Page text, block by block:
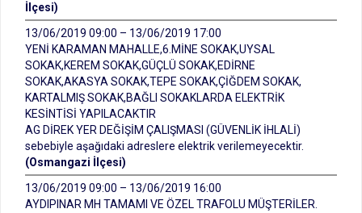
İlçesi)
13/06/2019 09:00 – 13/06/2019 17:00
YENİ KARAMAN MAHALLE,6.MİNE SOKAK,UYSAL
SOKAK,KEREM SOKAK,GÜÇLÜ SOKAK,EDİRNE
SOKAK,AKASYA SOKAK,TEPE SOKAK,ÇİĞDEM SOKAK,
KARTALMIŞ SOKAK,BAĞLI SOKAKLARDA ELEKTRİK
KESİNTİSİ YAPILACAKTIR
AG DİREK YER DEĞİŞİM ÇALIŞMASI (GÜVENLİK İHLALİ)
sebebiyle aşağıdaki adreslere elektrik verilemeyecektir.
(Osmangazi İlçesi)
13/06/2019 09:00 – 13/06/2019 16:00
AYDIPINAR MH TAMAMI VE ÖZEL TRAFOLU MÜŞTERİLER.